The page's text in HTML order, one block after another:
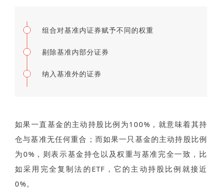
组合对基准内证券赋予不同的权重
剔除基准内部分证券
纳入基准外的证券
如果一直基金的主动持股比例为100%，就意味着其持
仓与基准无任何重合；而如果一只基金的主动持股比例
为0%，则表示基金持仓以及权重与基准完全一致，比
如采用完全复制法的ETF，它的主动持股比例就接近
0%。